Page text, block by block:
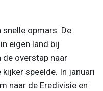
snelle opmars. De
eigen land bij
de overstap naar
speelde. In januari
naar de Eredivisie en